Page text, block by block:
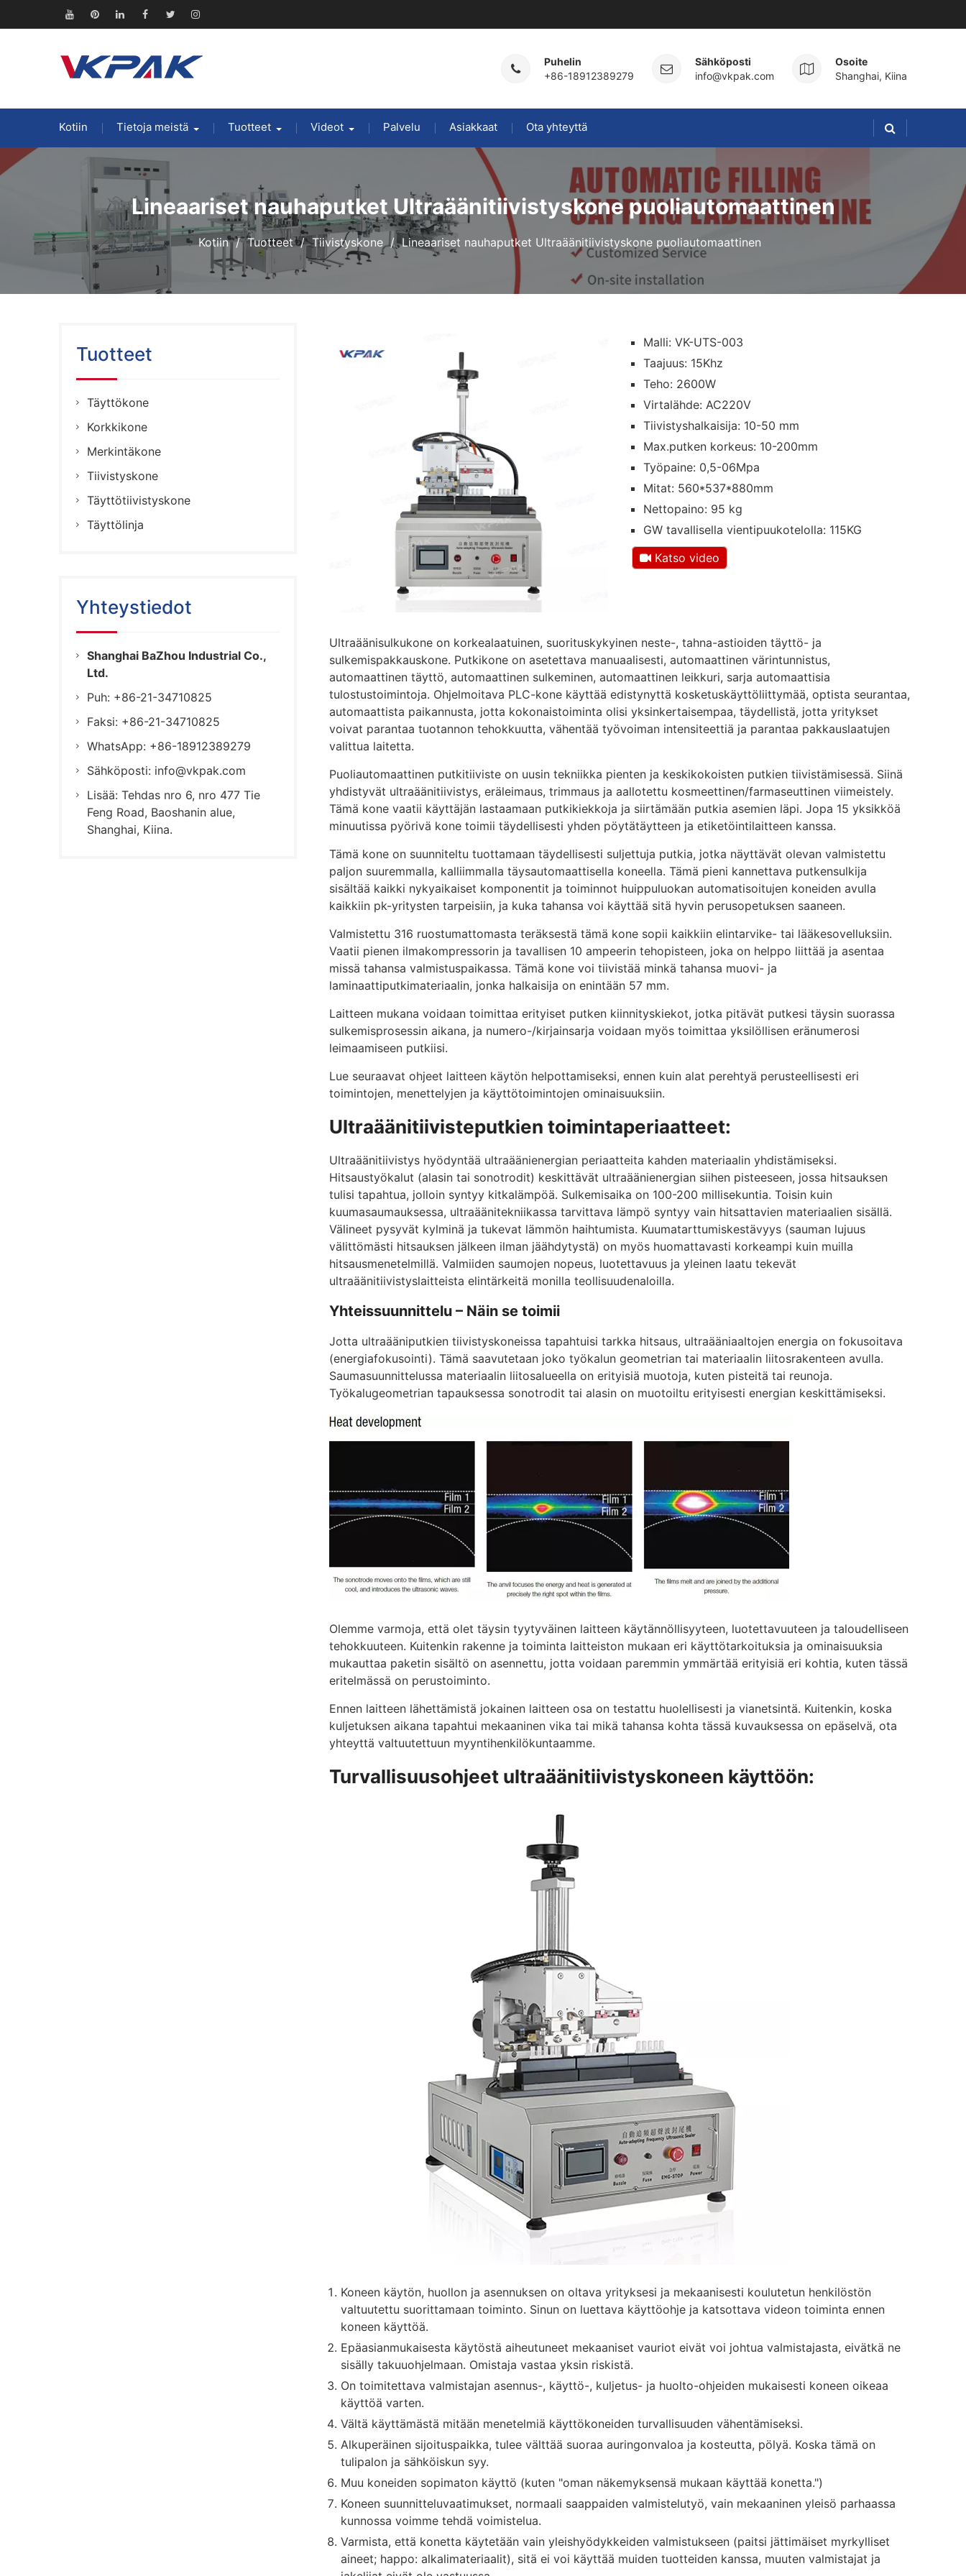
sisältöön
YoutubePinterestLinkedinFacebook
ViserrysInstagram
Puhelin
+86-18912389279
Sähköposti
info@vkpak.com
Osoite
Shanghai, Kiina
Kotiin Tietoja meistä Tuotteet Videot Palvelu Asiakkaat Ota yhteyttä
Lineaariset nauhaputket Ultraäänitiivistyskone puoliautomaattinen
Kotiin Tuotteet Tiivistyskone Lineaariset nauhaputket Ultraäänitiivistyskone puoliautomaattinen
Malli: VK-UTS-003
Taajuus: 15Khz
Teho: 2600W
Virtalähde: AC220V
Tiivistyshalkaisija: 10-50 mm
Max.putken korkeus: 10-200mm
Työpaine: 0,5-06Mpa
Mitat: 560*537*880mm
Nettopaino: 95 kg
GW tavallisella vientipuukotelolla: 115KG
Katso video
Ultraäänisulkukone on korkealaatuinen, suorituskykyinen neste-, tahna-astioiden täyttö- ja
sulkemispakkauskone. Putkikone on asetettava manuaalisesti, automaattinen värintunnistus,
automaattinen täyttö, automaattinen sulkeminen, automaattinen leikkuri, sarja automaattisia
tulostustoimintoja. Ohjelmoitava PLC-kone käyttää edistynyttä kosketuskäyttöliittymää, optista seurantaa,
automaattista paikannusta, jotta kokonaistoiminta olisi yksinkertaisempaa, täydellistä, jotta yritykset
voivat parantaa tuotannon tehokkuutta, vähentää työvoiman intensiteettiä ja parantaa pakkauslaatujen
valittua laitetta.
Puoliautomaattinen putkitiiviste on uusin tekniikka pienten ja keskikokoisten putkien tiivistämisessä. Siinä
yhdistyvät ultraäänitiivistys, eräleimaus, trimmaus ja aallotettu kosmeettinen/farmaseuttinen viimeistely.
Tämä kone vaatii käyttäjän lastaamaan putkikiekkoja ja siirtämään putkia asemien läpi. Jopa 15 yksikköä
minuutissa pyörivä kone toimii täydellisesti yhden pöytätäytteen ja etiketöintilaitteen kanssa.
Tämä kone on suunniteltu tuottamaan täydellisesti suljettuja putkia, jotka näyttävät olevan valmistettu
paljon suuremmalla, kalliimmalla täysautomaattisella koneella. Tämä pieni kannettava putkensulkija
sisältää kaikki nykyaikaiset komponentit ja toiminnot huippuluokan automatisoitujen koneiden avulla
kaikkiin pk-yritysten tarpeisiin, ja kuka tahansa voi käyttää sitä hyvin perusopetuksen saaneen.
Valmistettu 316 ruostumattomasta teräksestä tämä kone sopii kaikkiin elintarvike- tai lääkesovelluksiin.
Vaatii pienen ilmakompressorin ja tavallisen 10 ampeerin tehopisteen, joka on helppo liittää ja asentaa
missä tahansa valmistuspaikassa. Tämä kone voi tiivistää minkä tahansa muovi- ja
laminaattiputkimateriaalin, jonka halkaisija on enintään 57 mm.
Laitteen mukana voidaan toimittaa erityiset putken kiinnityskiekot, jotka pitävät putkesi täysin suorassa
sulkemisprosessin aikana, ja numero-/kirjainsarja voidaan myös toimittaa yksilöllisen eränumerosi
leimaamiseen putkiisi.
Lue seuraavat ohjeet laitteen käytön helpottamiseksi, ennen kuin alat perehtyä perusteellisesti eri
toimintojen, menettelyjen ja käyttötoimintojen ominaisuuksiin.
Ultraäänitiivisteputkien toimintaperiaatteet:
Ultraäänitiivistys hyödyntää ultraäänienergian periaatteita kahden materiaalin yhdistämiseksi.
Hitsaustyökalut (alasin tai sonotrodit) keskittävät ultraäänienergian siihen pisteeseen, jossa hitsauksen
tulisi tapahtua, jolloin syntyy kitkalämpöä. Sulkemisaika on 100-200 millisekuntia. Toisin kuin
kuumasaumauksessa, ultraäänitekniikassa tarvittava lämpö syntyy vain hitsattavien materiaalien sisällä.
Välineet pysyvät kylminä ja tukevat lämmön haihtumista. Kuumatarttumiskestävyys (sauman lujuus
välittömästi hitsauksen jälkeen ilman jäähdytystä) on myös huomattavasti korkeampi kuin muilla
hitsausmenetelmillä. Valmiiden saumojen nopeus, luotettavuus ja yleinen laatu tekevät
ultraäänitiivistyslaitteista elintärkeitä monilla teollisuudenaloilla.
Yhteissuunnittelu – Näin se toimii
Jotta ultraääniputkien tiivistyskoneissa tapahtuisi tarkka hitsaus, ultraääniaaltojen energia on fokusoitava
(energiafokusointi). Tämä saavutetaan joko työkalun geometrian tai materiaalin liitosrakenteen avulla.
Saumasuunnittelussa materiaalin liitosalueella on erityisiä muotoja, kuten pisteitä tai reunoja.
Työkalugeometrian tapauksessa sonotrodit tai alasin on muotoiltu erityisesti energian keskittämiseksi.
Olemme varmoja, että olet täysin tyytyväinen laitteen käytännöllisyyteen, luotettavuuteen ja taloudelliseen
tehokkuuteen. Kuitenkin rakenne ja toiminta laitteiston mukaan eri käyttötarkoituksia ja ominaisuuksia
mukauttaa paketin sisältö on asennettu, jotta voidaan paremmin ymmärtää erityisiä eri kohtia, kuten tässä
eritelmässä on perustoiminto.
Ennen laitteen lähettämistä jokainen laitteen osa on testattu huolellisesti ja vianetsintä. Kuitenkin, koska
kuljetuksen aikana tapahtui mekaaninen vika tai mikä tahansa kohta tässä kuvauksessa on epäselvä, ota
yhteyttä valtuutettuun myyntihenkilökuntaamme.
Turvallisuusohjeet ultraäänitiivistyskoneen käyttöön:
Koneen käytön, huollon ja asennuksen on oltava yrityksesi ja mekaanisesti koulutetun henkilöstön
valtuutettu suorittamaan toiminto. Sinun on luettava käyttöohje ja katsottava videon toiminta ennen
koneen käyttöä.
Epäasianmukaisesta käytöstä aiheutuneet mekaaniset vauriot eivät voi johtua valmistajasta, eivätkä ne
sisälly takuuohjelmaan. Omistaja vastaa yksin riskistä.
On toimitettava valmistajan asennus-, käyttö-, kuljetus- ja huolto-ohjeiden mukaisesti koneen oikeaa
käyttöä varten.
Vältä käyttämästä mitään menetelmiä käyttökoneiden turvallisuuden vähentämiseksi.
Alkuperäinen sijoituspaikka, tulee välttää suoraa auringonvaloa ja kosteutta, pölyä. Koska tämä on
tulipalon ja sähköiskun syy.
Muu koneiden sopimaton käyttö (kuten "oman näkemyksensä mukaan käyttää konetta.")
Koneen suunnitteluvaatimukset, normaali saappaiden valmistelutyö, vain mekaaninen yleisö parhaassa
kunnossa voimme tehdä voimistelua.
Varmista, että konetta käytetään vain yleishyödykkeiden valmistukseen (paitsi jättimäiset myrkylliset
aineet; happo: alkalimateriaalit), sitä ei voi käyttää muiden tuotteiden kanssa, muuten valmistajat ja
Tuotteet
Täyttökone
Korkkikone
Merkintäkone
Tiivistyskone
Täyttötiivistyskone
Täyttölinja
Yhteystiedot
Shanghai BaZhou Industrial Co.,
Ltd.
Puh: +86-21-34710825
Faksi: +86-21-34710825
WhatsApp: +86-18912389279
Sähköposti: info@vkpak.com
Lisää: Tehdas nro 6, nro 477 Tie
Feng Road, Baoshanin alue,
Shanghai, Kiina.